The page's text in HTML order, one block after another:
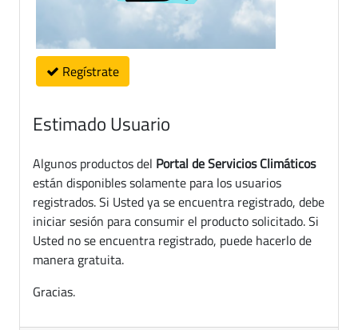
Regístrate
Estimado Usuario
Algunos productos del Portal de Servicios Climáticos
están disponibles solamente para los usuarios
registrados. Si Usted ya se encuentra registrado, debe
iniciar sesión para consumir el producto solicitado. Si
Usted no se encuentra registrado, puede hacerlo de
manera gratuita.
Gracias.